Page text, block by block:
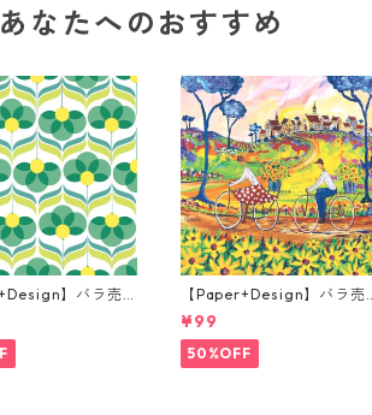
たへのおすすめ
】バラ売
チサイズ ペーパ
Geo Flowers グ
【Paper+Design】バラ売
り2枚 ランチサイズ ペーパ
ーナプキン Portchie Art Th
e Sunflower Pickers グリ
ーン
¥99
50%OFF